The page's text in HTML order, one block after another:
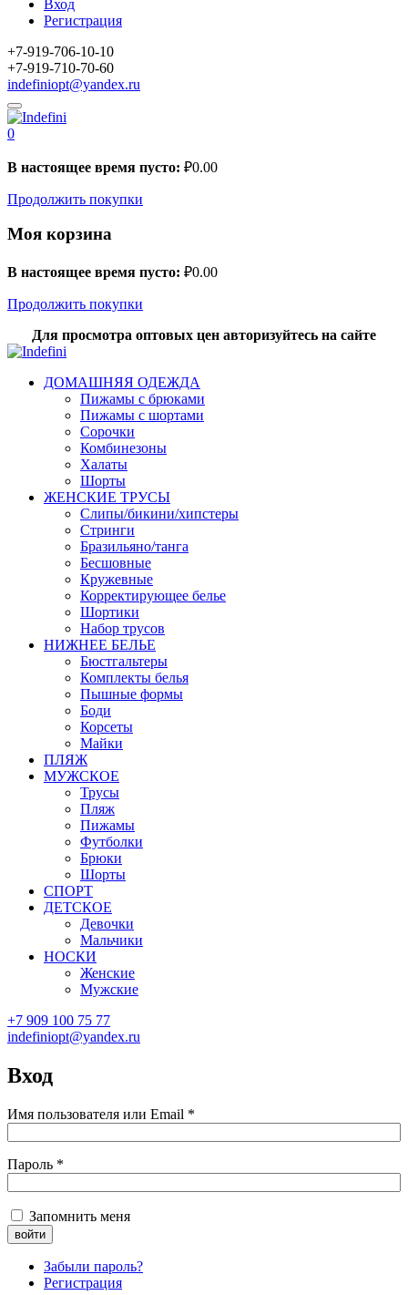
Вход
Регистрация
+7-919-706-10-10
+7-919-710-70-60
indefiniopt@yandex.ru
0
В настоящее время пусто: ₽0.00
Продолжить покупки
Моя корзина
В настоящее время пусто: ₽0.00
Продолжить покупки
Для просмотра оптовых цен авторизуйтесь на сайте
ДОМАШНЯЯ ОДЕЖДА
Пижамы с брюками
Пижамы с шортами
Сорочки
Комбинезоны
Халаты
Шорты
ЖЕНСКИЕ ТРУСЫ
Слипы/бикини/хипстеры
Стринги
Бразильяно/танга
Бесшовные
Кружевные
Корректирующее белье
Шортики
Набор трусов
НИЖНЕЕ БЕЛЬЕ
Бюстгальтеры
Комплекты белья
Пышные формы
Боди
Корсеты
Майки
ПЛЯЖ
МУЖСКОЕ
Трусы
Пляж
Пижамы
Футболки
Брюки
Шорты
СПОРТ
ДЕТСКОЕ
Девочки
Мальчики
НОСКИ
Женские
Мужские
+7 909 100 75 77
indefiniopt@yandex.ru
Вход
Имя пользователя или Email *
Пароль *
Запомнить меня
Забыли пароль?
Регистрация